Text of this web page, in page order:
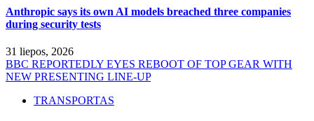
Anthropic says its own AI models breached three companies
during security tests
31 liepos, 2026
BBC REPORTEDLY EYES REBOOT OF TOP GEAR WITH
NEW PRESENTING LINE-UP
TRANSPORTAS